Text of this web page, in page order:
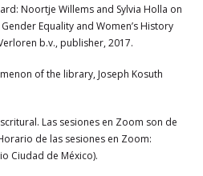
Noortje Willems and Sylvia Holla on
Equality and Women’s History
b.v., publisher, 2017.
of the library, Joseph Kosuth
Las sesiones en Zoom son de
de las sesiones en Zoom:
Ciudad de México).